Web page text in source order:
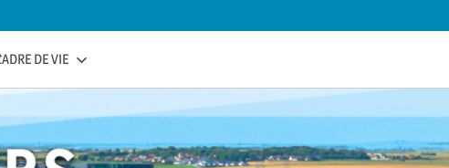
DE VIE